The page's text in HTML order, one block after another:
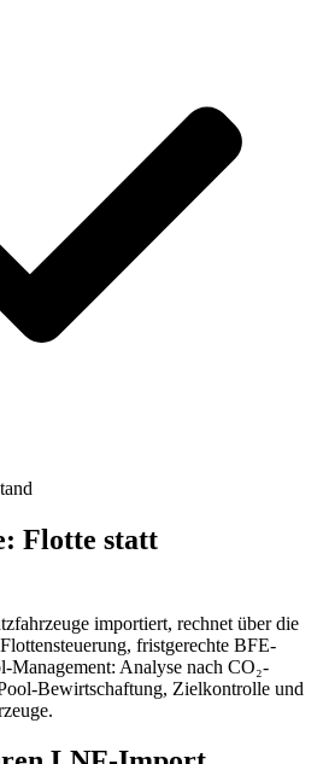
Flotte statt
importiert, rechnet über die
fristgerechte BFE-
Management: Analyse nach CO₂-
Bewirtschaftung, Zielkontrolle und